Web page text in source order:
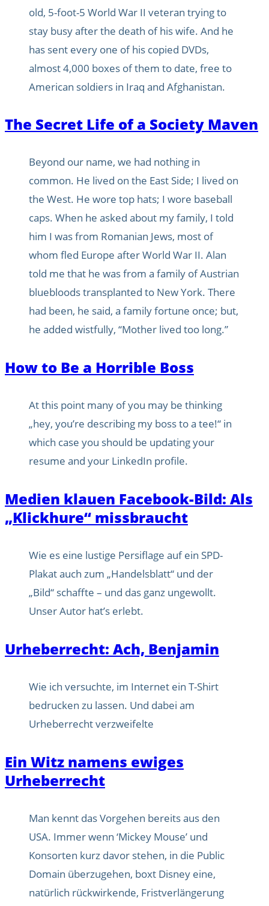
old, 5-foot-5 World War II veteran trying to
stay busy after the death of his wife. And he
has sent every one of his copied DVDs,
almost 4,000 boxes of them to date, free to
American soldiers in Iraq and Afghanistan.
The Secret Life of a Society Maven
Beyond our name, we had nothing in
common. He lived on the East Side; I lived on
the West. He wore top hats; I wore baseball
caps. When he asked about my family, I told
him I was from Romanian Jews, most of
whom fled Europe after World War II. Alan
told me that he was from a family of Austrian
bluebloods transplanted to New York. There
had been, he said, a family fortune once; but,
he added wistfully, “Mother lived too long.”
How to Be a Horrible Boss
At this point many of you may be thinking
„hey, you’re describing my boss to a tee!“ in
which case you should be updating your
resume and your LinkedIn profile.
Medien klauen Facebook-Bild: Als
„Klickhure“ missbraucht
Wie es eine lustige Persiflage auf ein SPD-
Plakat auch zum „Handelsblatt“ und der
„Bild“ schaffte – und das ganz ungewollt.
Unser Autor hat’s erlebt.
Urheberrecht: Ach, Benjamin
Wie ich versuchte, im Internet ein T-Shirt
bedrucken zu lassen. Und dabei am
Urheberrecht verzweifelte
Ein Witz namens ewiges
Urheberrecht
Man kennt das Vorgehen bereits aus den
USA. Immer wenn ‘Mickey Mouse’ und
Konsorten kurz davor stehen, in die Public
Domain überzugehen, boxt Disney eine,
natürlich rückwirkende, Fristverlängerung